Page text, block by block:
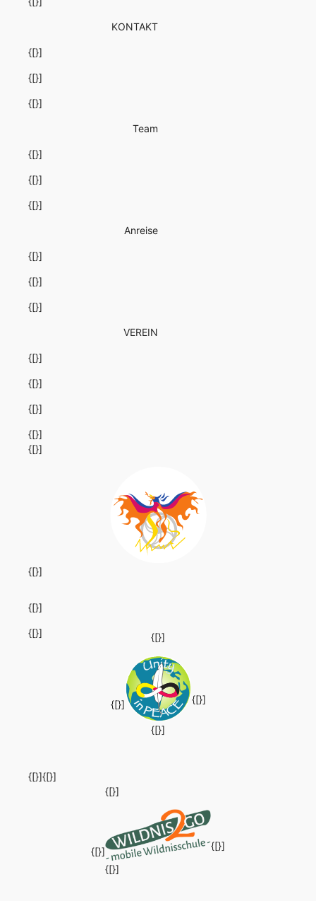
{[}]
{[}]
{[}]
{[}]
{[}]
{[}]
{[}]
{[}]
{[}]
{[}]
{[}]
{[}]
{[}]
{[}]
{[}]
{[}]
KONTAKT
{[}]
{[}]
{[}]
Team
{[}]
{[}]
{[}]
Anreise
{[}]
{[}]
{[}]
VEREIN
{[}]
{[}]